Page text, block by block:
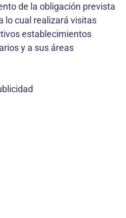
de la obligación prevista
lo cual realizará visitas
establecimientos
y a sus áreas